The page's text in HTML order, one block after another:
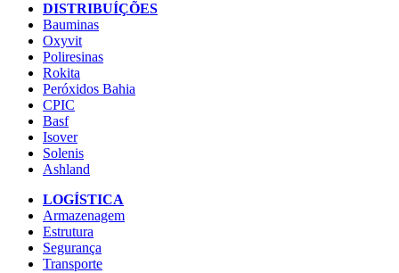
DISTRIBUÍÇÕES
Bauminas
Oxyvit
Poliresinas
Rokita
Peróxidos Bahia
CPIC
Basf
Isover
Solenis
Ashland
LOGÍSTICA
Armazenagem
Estrutura
Segurança
Transporte